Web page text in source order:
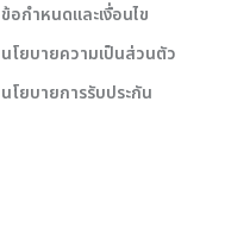
ข้อกำหนดและเงื่อนไข
นโยบายความเป็นส่วนตัว
นโยบายการรับประกัน